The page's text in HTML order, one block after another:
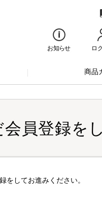
お知らせ ロ
商品
会員登録を
をしてお進みください。